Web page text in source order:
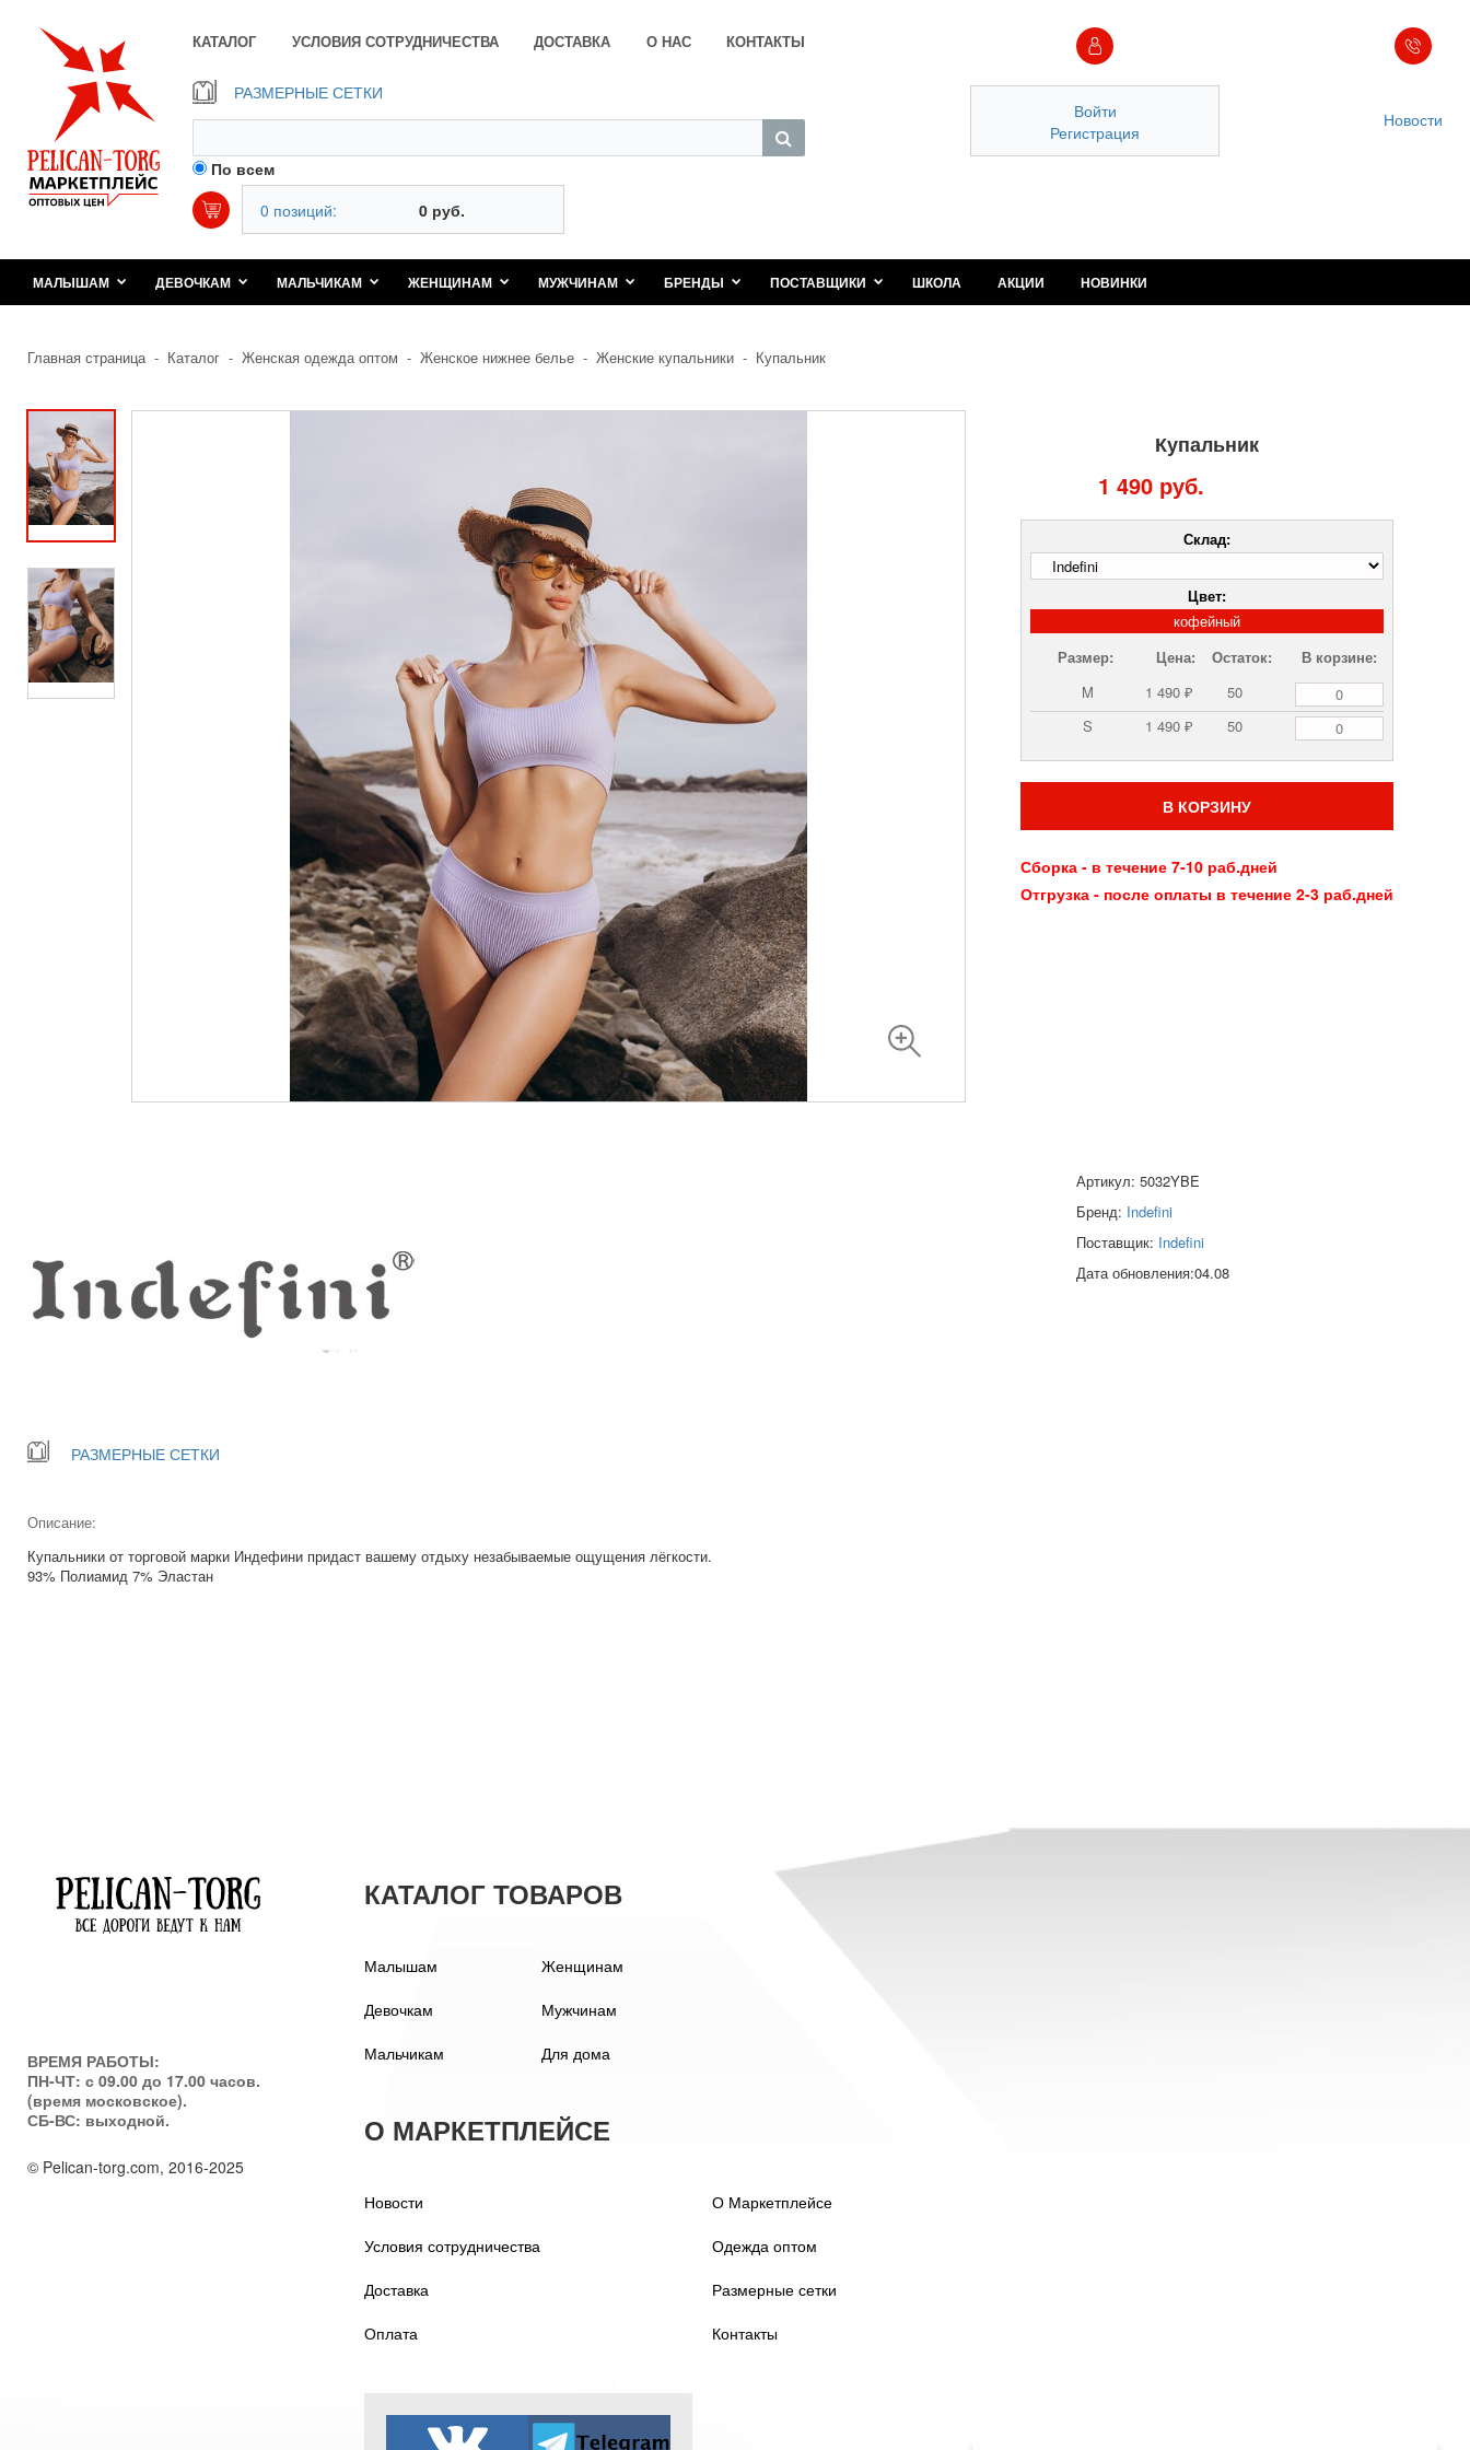
КАТАЛОГ УСЛОВИЯ СОТРУДНИЧЕСТВА ДОСТАВКА О НАС КОНТАКТЫ
РАЗМЕРНЫЕ СЕТКИ
По всем
Войти
Регистрация
0 позиций: 0 руб.
Новости
МАЛЫШАМ ДЕВОЧКАМ МАЛЬЧИКАМ ЖЕНЩИНАМ МУЖЧИНАМ БРЕНДЫ ПОСТАВЩИКИ ШКОЛА АКЦИИ НОВИНКИ
Главная страница - Каталог - Женская одежда оптом - Женское нижнее белье - Женские купальники - Купальник
Купальник
1 490 руб.
Склад:
Цвет:
кофейный
Размер:
Цена: Остаток:
В корзине:
M
1 490 ₽
50
S
1 490 ₽ 50
В КОРЗИНУ
Сборка - в течение 7-10 раб.дней
Отгрузка - после оплаты в течение 2-3 раб.дней
РАЗМЕРНЫЕ СЕТКИ
Артикул: 5032YBE
Бренд: Indefini
Поставщик: Indefini
Дата обновления:04.08
Описание:
Купальники от торговой марки Индефини придаст вашему отдыху незабываемые ощущения лёгкости.
93% Полиамид 7% Эластан
ВРЕМЯ РАБОТЫ:
ПН-ЧТ: с 09.00 до 17.00 часов.
(время московское).
СБ-ВС: выходной.
© Pelican-torg.com, 2016-2025
КАТАЛОГ ТОВАРОВ
Малышам
Девочкам
Мальчикам
Женщинам
Мужчинам
Для дома
О МАРКЕТПЛЕЙСЕ
Новости
Условия сотрудничества
Доставка
Оплата
О Маркетплейсе
Одежда оптом
Размерные сетки
Контакты